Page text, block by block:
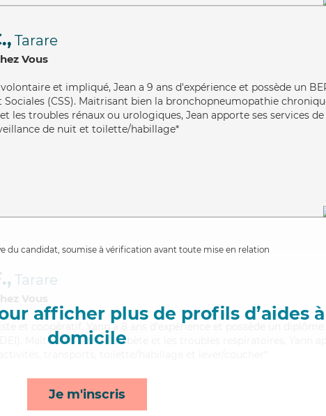
Tarare
Vous
et impliqué, Jean a 9 ans d'expérience et possède un
Sociales (CSS). Maitrisant bien la bronchopneumopathie
les troubles rénaux ou urologiques, Jean apporte ses services
de nuit et toilette/habillage*
du candidat, soumise à vérification avant toute mise en relation
afficher plus de profils d’aides à
domicile
Je m'inscris
Tarare
Vous
et coopératif, Yann a 8 ans d'expérience et possède un diplôme
Maitrisant bien le diabète et les troubles respiratoires, Yann